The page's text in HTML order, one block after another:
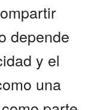
depende
y el
una